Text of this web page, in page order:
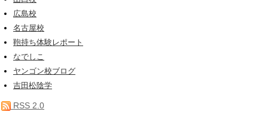
広島校
名古屋校
鞄持ち体験レポート
なでしこ
ヤンゴン校ブログ
吉田松陰学
RSS 2.0